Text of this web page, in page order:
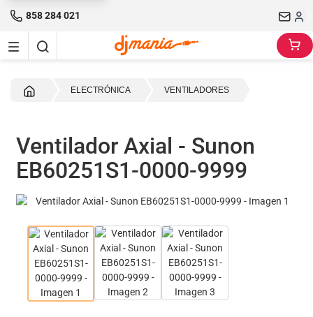
858 284 021
ELECTRÓNICA VENTILADORES
Ventilador Axial - Sunon
EB60251S1-0000-9999